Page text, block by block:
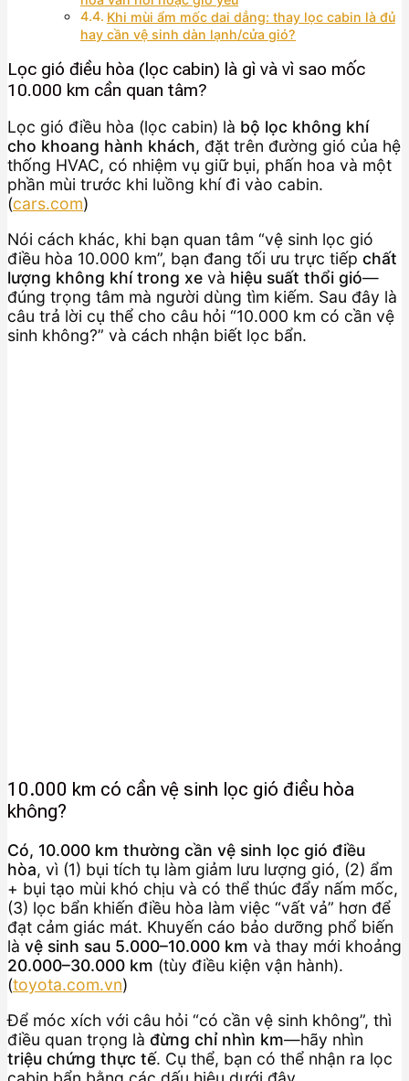
Khi mùi ẩm mốc dai dẳng: thay lọc cabin là đủ
hay cần vệ sinh dàn lạnh/cửa gió?
Lọc gió điều hòa (lọc cabin) là gì và vì sao mốc
10.000 km cần quan tâm?
Lọc gió điều hòa (lọc cabin) là bộ lọc không khí
cho khoang hành khách, đặt trên đường gió của hệ
thống HVAC, có nhiệm vụ giữ bụi, phấn hoa và một
phần mùi trước khi luồng khí đi vào cabin.
(cars.com)
Nói cách khác, khi bạn quan tâm “vệ sinh lọc gió
điều hòa 10.000 km”, bạn đang tối ưu trực tiếp chất
lượng không khí trong xe và hiệu suất thổi gió—
đúng trọng tâm mà người dùng tìm kiếm. Sau đây là
câu trả lời cụ thể cho câu hỏi “10.000 km có cần vệ
sinh không?” và cách nhận biết lọc bẩn.
10.000 km có cần vệ sinh lọc gió điều hòa
không?
Có, 10.000 km thường cần vệ sinh lọc gió điều
hòa, vì (1) bụi tích tụ làm giảm lưu lượng gió, (2) ẩm
+ bụi tạo mùi khó chịu và có thể thúc đẩy nấm mốc,
(3) lọc bẩn khiến điều hòa làm việc “vất vả” hơn để
đạt cảm giác mát. Khuyến cáo bảo dưỡng phổ biến
là vệ sinh sau 5.000–10.000 km và thay mới khoảng
20.000–30.000 km (tùy điều kiện vận hành).
(toyota.com.vn)
Để móc xích với câu hỏi “có cần vệ sinh không”, thì
điều quan trọng là đừng chỉ nhìn km—hãy nhìn
triệu chứng thực tế. Cụ thể, bạn có thể nhận ra lọc